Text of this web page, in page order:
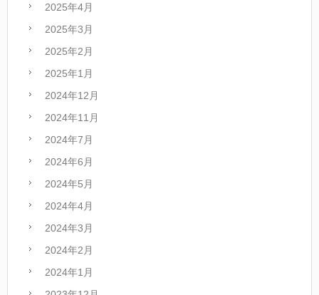
2025年4月
2025年3月
2025年2月
2025年1月
2024年12月
2024年11月
2024年7月
2024年6月
2024年5月
2024年4月
2024年3月
2024年2月
2024年1月